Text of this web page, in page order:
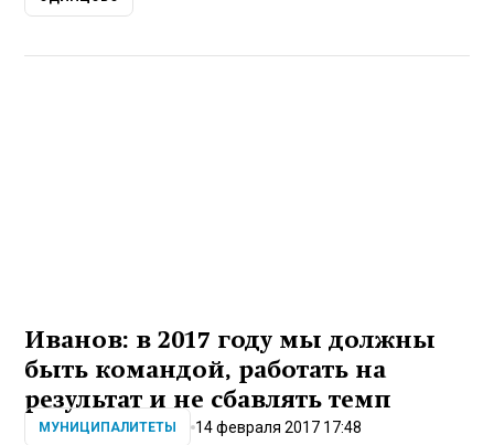
Иванов: в 2017 году мы должны
быть командой, работать на
результат и не сбавлять темп
МУНИЦИПАЛИТЕТЫ 14 февраля 2017 17:48